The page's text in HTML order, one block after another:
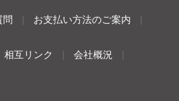
問 お支払い方法のご案内
相互リンク 会社概況